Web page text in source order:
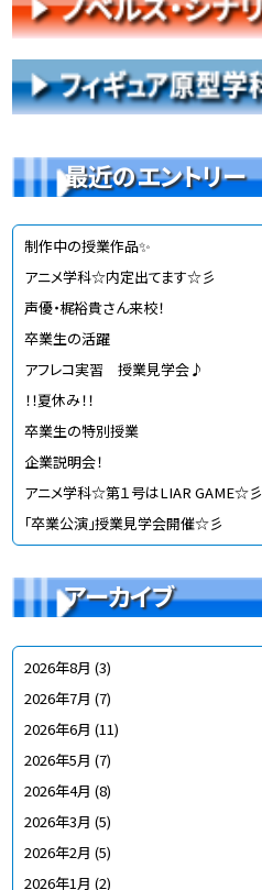
最近のエントリー
制作中の授業作品✨
アニメ学科☆内定出てます☆彡
声優・梶裕貴さん来校！
卒業生の活躍
アフレコ実習 授業見学会♪
！！夏休み！！
卒業生の特別授業
企業説明会！
アニメ学科☆第１号はLIAR GAME☆彡
「卒業公演」授業見学会開催☆彡
アーカイブ
2026年8月 (3)
2026年7月 (7)
2026年6月 (11)
2026年5月 (7)
2026年4月 (8)
2026年3月 (5)
2026年2月 (5)
2026年1月 (2)